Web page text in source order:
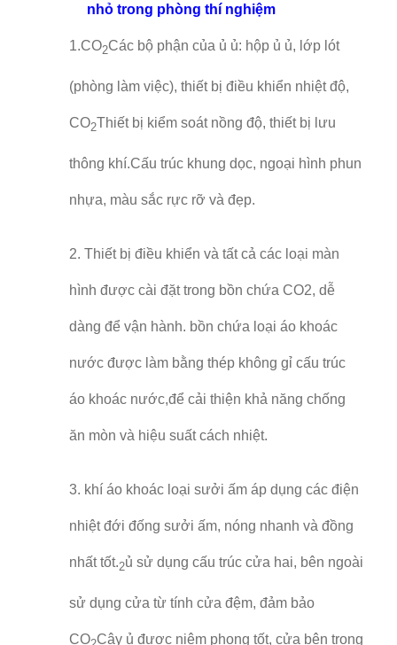
nhỏ trong phòng thí nghiệm
1.CO2Các bộ phận của ủ ủ: hộp ủ ủ, lớp lót
(phòng làm việc), thiết bị điều khiển nhiệt độ,
CO2Thiết bị kiểm soát nồng độ, thiết bị lưu
thông khí.Cấu trúc khung dọc, ngoại hình phun
nhựa, màu sắc rực rỡ và đẹp.
2. Thiết bị điều khiển và tất cả các loại màn
hình được cài đặt trong bồn chứa CO2, dễ
dàng để vận hành. bồn chứa loại áo khoác
nước được làm bằng thép không gỉ cấu trúc
áo khoác nước,để cải thiện khả năng chống
ăn mòn và hiệu suất cách nhiệt.
3. khí áo khoác loại sưởi ấm áp dụng các điện
nhiệt đới đống sưởi ấm, nóng nhanh và đồng
nhất tốt.2ủ sử dụng cấu trúc cửa hai, bên ngoài
sử dụng cửa từ tính cửa đệm, đảm bảo
CO Cây ủ được niêm phong tốt, cửa bên trong